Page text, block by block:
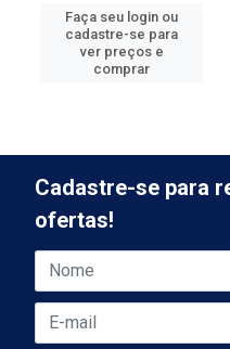
Faça seu login ou
cadastre-se para
ver preços e
comprar
Cadastre-se para
ofertas!